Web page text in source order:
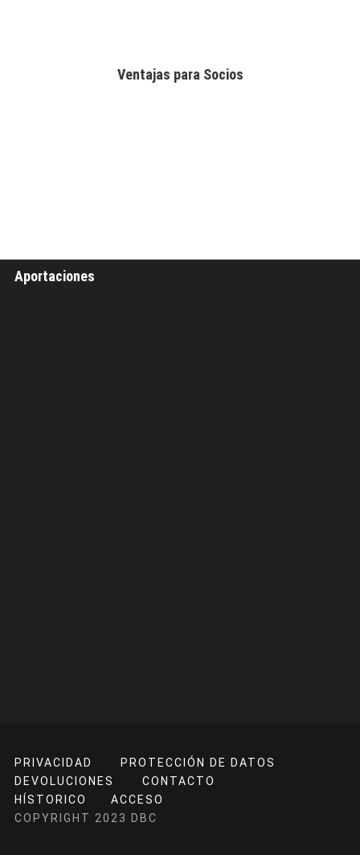
Ventajas para Socios
Aportaciones
PRIVACIDAD
PROTECCIÓN DE DATOS
DEVOLUCIONES
CONTACTO
HÍSTORICO
ACCESO
COPYRIGHT 2023 DBC